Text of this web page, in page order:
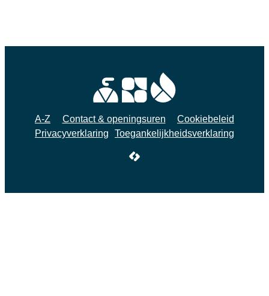
A-Z Contact & openingsuren
Cookiebeleid
Privacyverklaring
Toegankelijkheidsverklaring
LCP nv 2026 ©